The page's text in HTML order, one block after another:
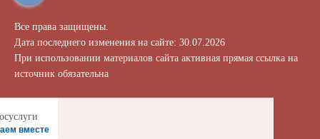
Все права защищены.
Дата последнего изменения на сайте: 30.07.2026
При использовании материалов сайта активная прямая ссылка на
источник обязательна
вместе